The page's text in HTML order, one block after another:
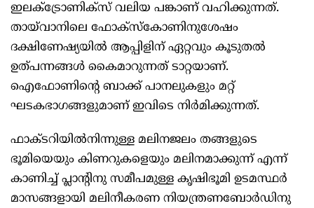
ഇലക്‌ട്രോണിക്സ് വലിയ പങ്കാണ് വഹിക്കുന്നത്.
തായ്‌വാനിലെ ഫോക്സ്കോണിനുശേഷം
ദക്ഷിണേഷ്യയില്‍ ആപ്പിളിന് ഏറ്റവും കൂടുതല്‍
ഉത്പന്നങ്ങള്‍ കൈമാറുന്നത് ടാറ്റയാണ്.
ഐഫോണിന്‍റെ ബാക്ക് പാനലുകളും മറ്റ്
ഘടകഭാഗങ്ങളുമാണ് ഇവിടെ നിര്‍മിക്കുന്നത്.
ഫാക്ടറിയില്‍നിന്നുള്ള മലിനജലം തങ്ങളുടെ
ഭൂമിയെയും കിണറുകളെയും മലിനമാക്കുന്ന് എന്ന്
കാണിച്ച് പ്ലാന്‍റിനു സമീപമുള്ള കൃഷിഭൂമി ഉടമസ്ഥര്‍
മാസങ്ങളായി മലിനീകരണ നിയന്ത്രണബോര്‍ഡിനു